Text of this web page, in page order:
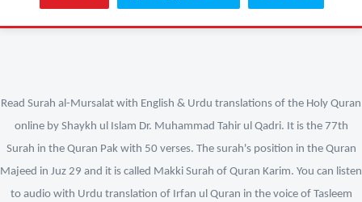
Read Surah al-Mursalat with English & Urdu translations of the Holy Quran
online by Shaykh ul Islam Dr. Muhammad Tahir ul Qadri. It is the 77th
Surah in the Quran Pak with 50 verses. The surah's position in the Quran
Majeed in Juz 29 and it is called Makki Surah of Quran Karim. You can listen
to audio with Urdu translation of Irfan ul Quran in the voice of Tasleem